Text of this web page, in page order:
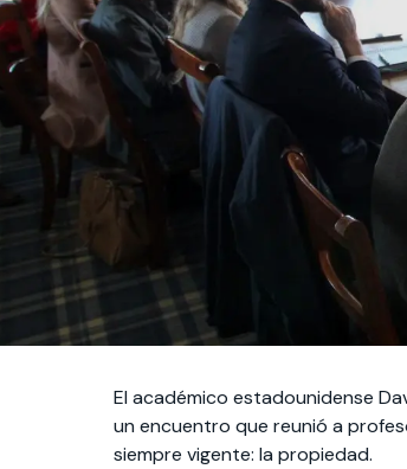
El académico estadounidense
un encuentro que reunió a
siempre vigente: la propiedad.